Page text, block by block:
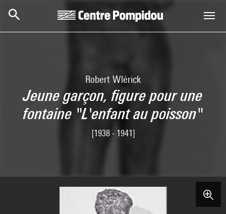
Robert Wlérick
Jeune garçon, figure pour une
fontaine "L'enfant au poisson"
[1938 - 1941]